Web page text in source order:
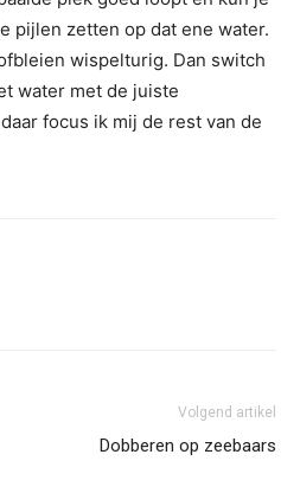
pijlen zetten op dat ene water.
wispelturig. Dan switch
water met de juiste
focus ik mij de rest van de
Volgend artikel
Dobberen op zeebaars